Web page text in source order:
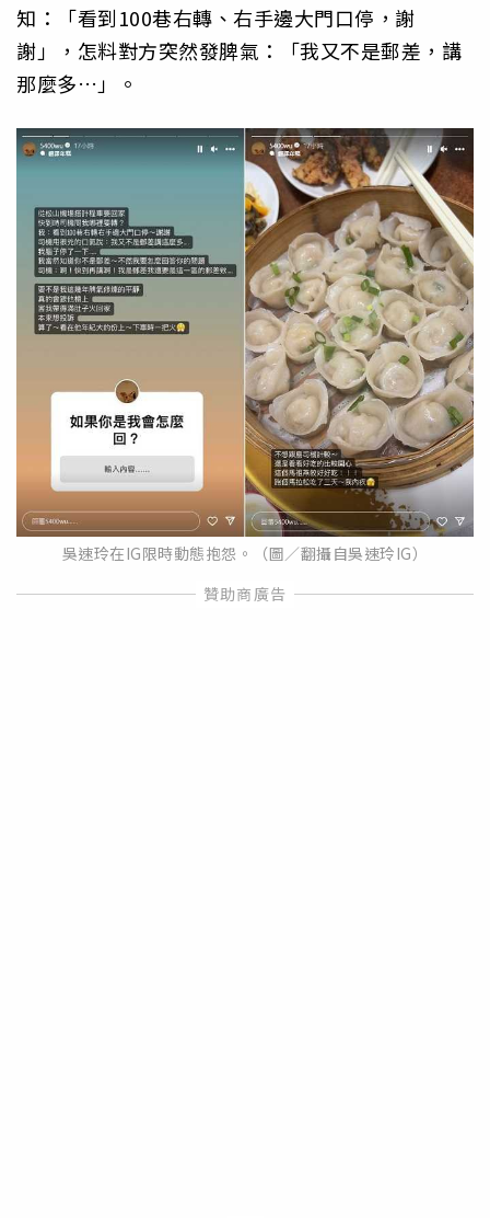
知：「看到100巷右轉、右手邊大門口停，謝
謝」，怎料對方突然發脾氣：「我又不是郵差，講
那麼多…」。
吳速玲在IG限時動態抱怨。（圖／翻攝自吳速玲IG）